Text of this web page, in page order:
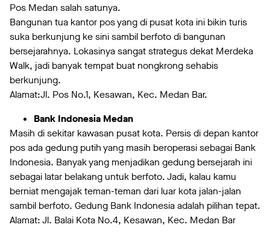
Pos Medan salah satunya.
Bangunan tua kantor pos yang di pusat kota ini bikin turis
suka berkunjung ke sini sambil berfoto di bangunan
bersejarahnya. Lokasinya sangat strategus dekat Merdeka
Walk, jadi banyak tempat buat nongkrong sehabis
berkunjung.
Alamat:Jl. Pos No.1, Kesawan, Kec. Medan Bar.
Bank Indonesia Medan
Masih di sekitar kawasan pusat kota. Persis di depan kantor
pos ada gedung putih yang masih beroperasi sebagai Bank
Indonesia. Banyak yang menjadikan gedung bersejarah ini
sebagai latar belakang untuk berfoto. Jadi, kalau kamu
berniat mengajak teman-teman dari luar kota jalan-jalan
sambil berfoto. Gedung Bank Indonesia adalah pilihan tepat.
Alamat: Jl. Balai Kota No.4, Kesawan, Kec. Medan Bar